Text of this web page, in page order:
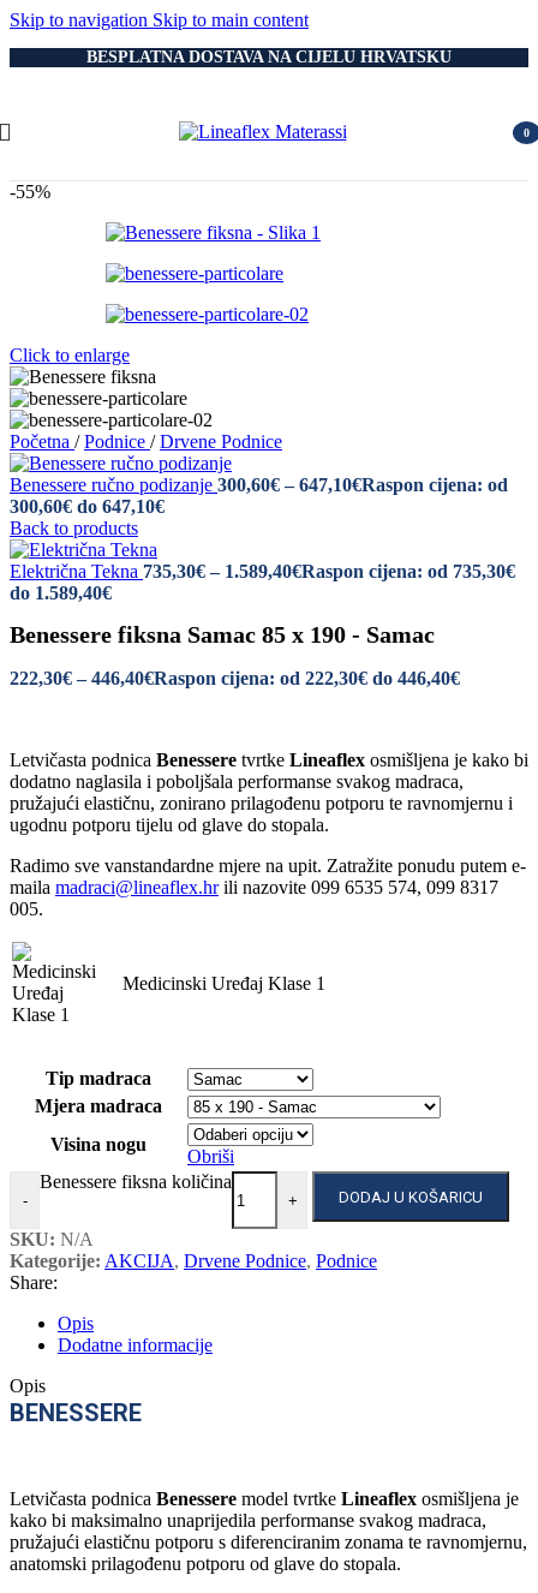
Skip to navigation Skip to main content
BESPLATNA DOSTAVA NA CIJELU HRVATSKU
0
-55%
Click to enlarge
Početna / Podnice / Drvene Podnice
Benessere ručno podizanje 300,60€ – 647,10€Raspon cijena: od
300,60€ do 647,10€
Back to products
Električna Tekna 735,30€ – 1.589,40€Raspon cijena: od 735,30€
do 1.589,40€
Benessere fiksna Samac 85 x 190 - Samac
222,30€ – 446,40€Raspon cijena: od 222,30€ do 446,40€
Letvičasta podnica Benessere tvrtke Lineaflex osmišljena je kako bi
dodatno naglasila i poboljšala performanse svakog madraca,
pružajući elastičnu, zonirano prilagođenu potporu te ravnomjernu i
ugodnu potporu tijelu od glave do stopala.
Radimo sve vanstandardne mjere na upit. Zatražite ponudu putem e-
maila madraci@lineaflex.hrili nazovite 099 6535 574, 099 8317
005.
Medicinski Uređaj Klase 1
Tip madraca
Mjera madraca
Visina nogu
Obriši
-
Benessere fiksna količina
+ DODAJ U KOŠARICU
SKU: N/A
Kategorije: AKCIJA, Drvene Podnice, Podnice
Share:
Opis
Dodatne informacije
Opis
BENESSERE
Letvičasta podnica Benessere model tvrtke Lineaflex osmišljena je
kako bi maksimalno unaprijedila performanse svakog madraca,
pružajući elastičnu potporu s diferenciranim zonama te ravnomjernu,
anatomski prilagođenu potporu od glave do stopala.